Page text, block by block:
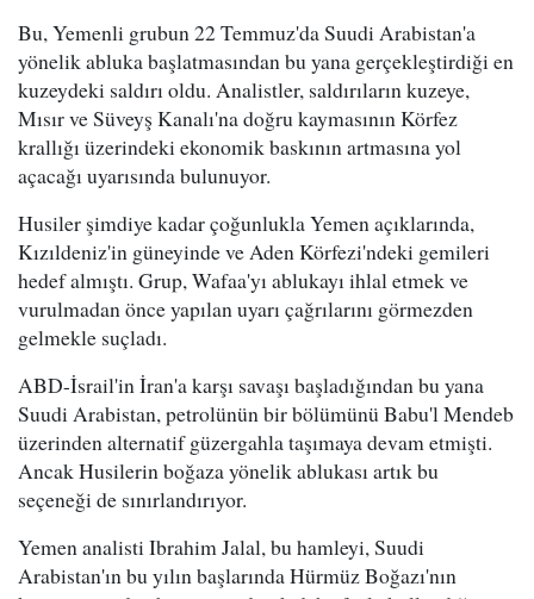
Bu, Yemenli grubun 22 Temmuz'da Suudi Arabistan'a
yönelik abluka başlatmasından bu yana gerçekleştirdiği en
kuzeydeki saldırı oldu. Analistler, saldırıların kuzeye,
Mısır ve Süveyş Kanalı'na doğru kaymasının Körfez
krallığı üzerindeki ekonomik baskının artmasına yol
açacağı uyarısında bulunuyor.
Husiler şimdiye kadar çoğunlukla Yemen açıklarında,
Kızıldeniz'in güneyinde ve Aden Körfezi'ndeki gemileri
hedef almıştı. Grup, Wafaa'yı ablukayı ihlal etmek ve
vurulmadan önce yapılan uyarı çağrılarını görmezden
gelmekle suçladı.
ABD-İsrail'in İran'a karşı savaşı başladığından bu yana
Suudi Arabistan, petrolünün bir bölümünü Babu'l Mendeb
üzerinden alternatif güzergahla taşımaya devam etmişti.
Ancak Husilerin boğaza yönelik ablukası artık bu
seçeneği de sınırlandırıyor.
Yemen analisti Ibrahim Jalal, bu hamleyi, Suudi
Arabistan'ın bu yılın başlarında Hürmüz Boğazı'nın